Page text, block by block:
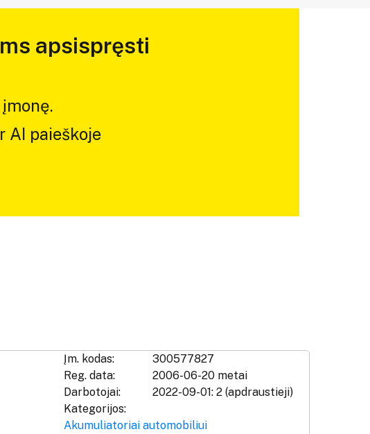
apsispręsti
AI paieškoje
Įm. kodas:
300577827
Reg. data:
2006-06-20 metai
Darbotojai:
2022-09-01: 2 (apdraustieji)
Kategorijos:
Akumuliatoriai automobiliui